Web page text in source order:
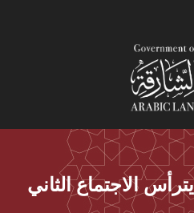
الاجتماع الثاني